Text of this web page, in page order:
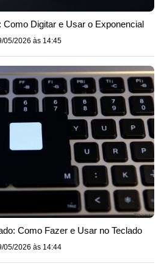
Como Digitar e Usar o Exponencial
05/2026 às 14:45
Como Fazer e Usar no Teclado
05/2026 às 14:44